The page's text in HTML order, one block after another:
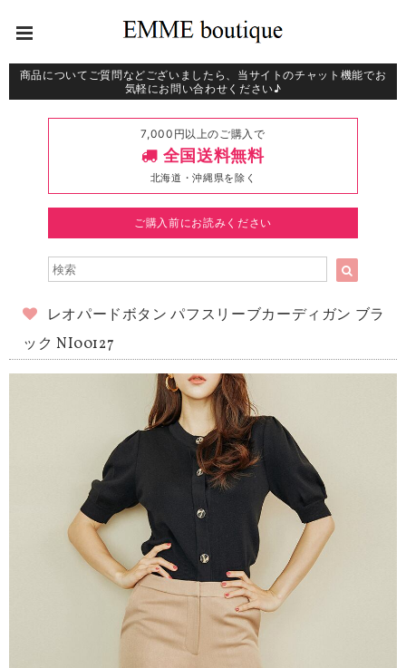
商品についてご質問などございましたら、当サイトのチャット機能でお
気軽にお問い合わせください♪
7,000円以上のご購入で
全国送料無料
北海道・沖縄県を除く
ご購入前にお読みください
レオパードボタン パフスリーブカーディガン ブラ
ック NI00127